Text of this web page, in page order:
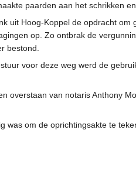
paarden aan het schrikken
uit Hoog-Koppel de opdracht om
op. Zo ontbrak de
bestond.
voor deze weg werd de
overstaan van notaris Anthony
was om de oprichtingsakte te